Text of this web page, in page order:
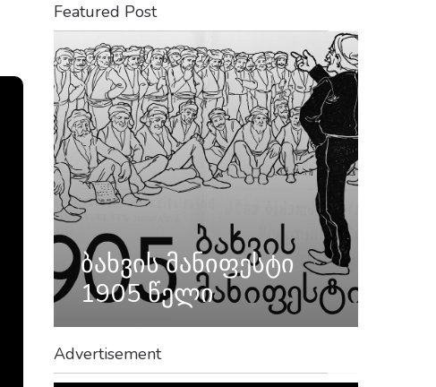
Featured Post
ბახვის მანიფესტი
1905 წელი
Advertisement